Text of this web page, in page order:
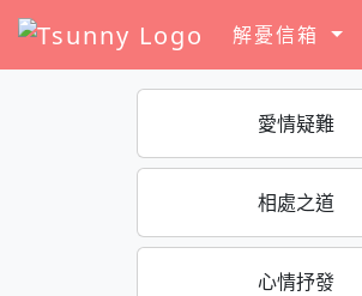
解憂信箱
愛情疑難
相處之道
心情抒發